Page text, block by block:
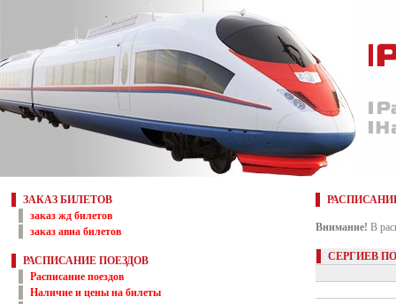
ЗАКАЗ БИЛЕТОВ
заказ жд билетов
заказ авиа билетов
РАСПИСАНИЕ ПОЕЗДОВ
Расписание поездов
Наличие и цены на билеты
Внимание! В
СЕРГИЕВ